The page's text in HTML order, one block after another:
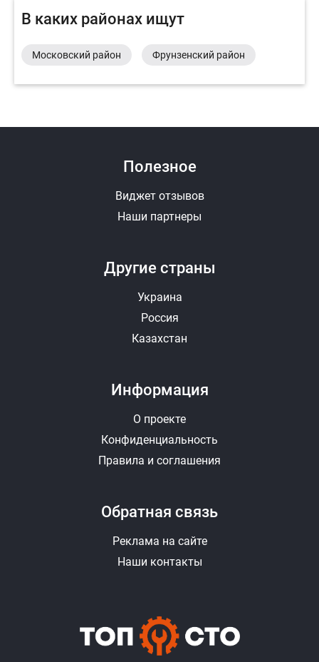
В каких районах ищут
Московский район Фрунзенский район
Другие страны
Украина
Россия
Казахстан
Полезное
Виджет отзывов
Наши партнеры
Информация
О проекте
Конфиденциальность
Правила и соглашения
Обратная связь
Реклама на сайте
Наши контакты